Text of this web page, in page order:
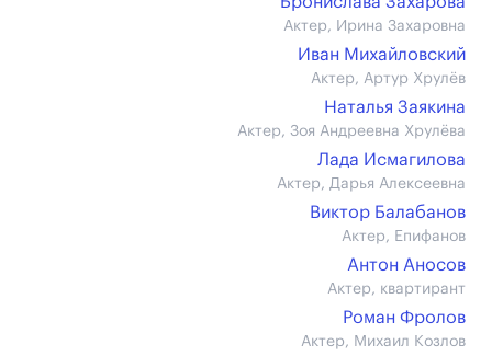
Актер, Ирина Захаровна
Иван Михайловский
Актер, Артур Хрулёв
Наталья Заякина
Актер, Зоя Андреевна Хрулёва
Лада Исмагилова
Актер, Дарья Алексеевна
Виктор Балабанов
Актер, Епифанов
Антон Аносов
Актер, квартирант
Роман Фролов
Актер, Михаил Козлов